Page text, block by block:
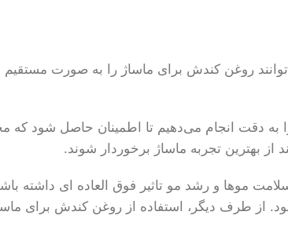
روغن کندش برای ماساژ را به صورت مستقیم
به دقت انجام می‌دهیم تا اطمینان حاصل شود که
از بهترین تجربه ماساژ برخوردار شوند.
موها و رشد مو تاثیر فوق العاده ای داشته
از طرف دیگر، استفاده از روغن کندش برای